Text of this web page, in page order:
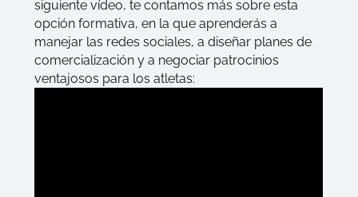
siguiente vídeo, te contamos más sobre esta
opción formativa, en la que aprenderás a
manejar las redes sociales, a diseñar planes de
comercialización y a negociar patrocinios
ventajosos para los atletas: